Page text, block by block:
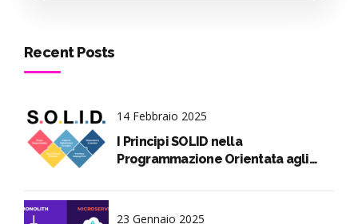
Recent Posts
14 Febbraio 2025
I Principi SOLID nella
Programmazione Orientata agli
23 Gennaio 2025